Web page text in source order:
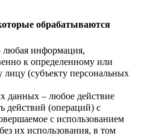
обрабатываются
любая информация,
к определенному или
лицу (субъекту персональных
данных – любое действие
действий (операций) с
с использованием
их использования, в том